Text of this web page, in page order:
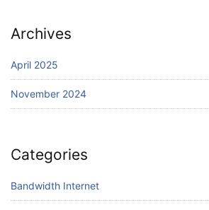
Archives
April 2025
November 2024
Categories
Bandwidth Internet